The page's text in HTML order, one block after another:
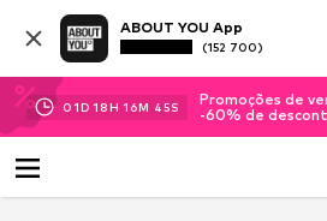
ABOUT YOU App
(152 700)
01D 18H 16M 44S
Promoções de
-60% de